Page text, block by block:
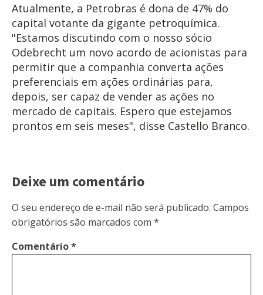
Atualmente, a Petrobras é dona de 47% do
capital votante da gigante petroquímica.
"Estamos discutindo com o nosso sócio
Odebrecht um novo acordo de acionistas para
permitir que a companhia converta ações
preferenciais em ações ordinárias para,
depois, ser capaz de vender as ações no
mercado de capitais. Espero que estejamos
prontos em seis meses", disse Castello Branco.
Deixe um comentário
O seu endereço de e-mail não será publicado. Campos
obrigatórios são marcados com *
Comentário*